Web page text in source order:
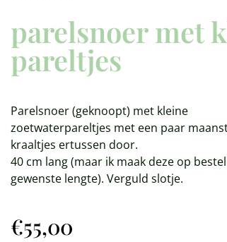
parelsnoer met
pareltjes
Parelsnoer (geknoopt) met kleine
zoetwaterpareltjes met een paar
kraaltjes ertussen door.
40 cm lang (maar ik maak deze op
gewenste lengte). Verguld slotje.
€55,00